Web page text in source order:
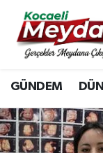
GÜNDEM
Nöbetçi
Hava
Trafik